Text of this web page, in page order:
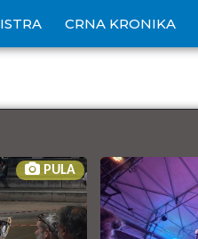
ISTRA CRNA KRONIKA
PULA